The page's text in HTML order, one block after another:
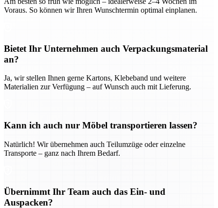
Voraus. So können wir Ihren Wunschtermin optimal einplanen.
Bietet Ihr Unternehmen auch Verpackungsmaterial
an?
Ja, wir stellen Ihnen gerne Kartons, Klebeband und weitere
Materialien zur Verfügung – auf Wunsch auch mit Lieferung.
Kann ich auch nur Möbel transportieren lassen?
Natürlich! Wir übernehmen auch Teilumzüge oder einzelne
Transporte – ganz nach Ihrem Bedarf.
Übernimmt Ihr Team auch das Ein- und
Auspacken?